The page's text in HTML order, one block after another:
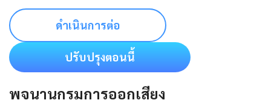
ดำเนินการต่อ
ปรับปรุงตอนนี้
พจนานุกรมการออกเสียง